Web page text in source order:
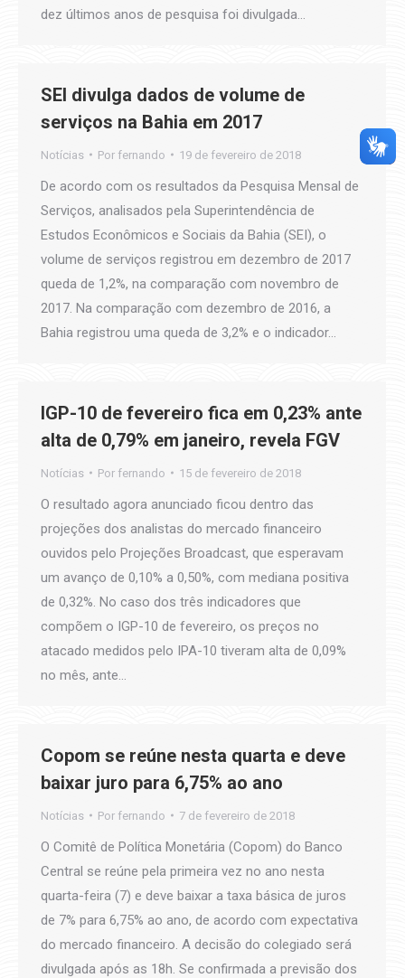
dez últimos anos de pesquisa foi divulgada…
SEI divulga dados de volume de
serviços na Bahia em 2017
Notícias Por fernando 19 de fevereiro de 2018
De acordo com os resultados da Pesquisa Mensal de
Serviços, analisados pela Superintendência de
Estudos Econômicos e Sociais da Bahia (SEI), o
volume de serviços registrou em dezembro de 2017
queda de 1,2%, na comparação com novembro de
2017. Na comparação com dezembro de 2016, a
Bahia registrou uma queda de 3,2% e o indicador…
IGP-10 de fevereiro fica em 0,23% ante
alta de 0,79% em janeiro, revela FGV
Notícias Por fernando 15 de fevereiro de 2018
O resultado agora anunciado ficou dentro das
projeções dos analistas do mercado financeiro
ouvidos pelo Projeções Broadcast, que esperavam
um avanço de 0,10% a 0,50%, com mediana positiva
de 0,32%. No caso dos três indicadores que
compõem o IGP-10 de fevereiro, os preços no
atacado medidos pelo IPA-10 tiveram alta de 0,09%
no mês, ante…
Copom se reúne nesta quarta e deve
baixar juro para 6,75% ao ano
Notícias Por fernando 7 de fevereiro de 2018
O Comitê de Política Monetária (Copom) do Banco
Central se reúne pela primeira vez no ano nesta
quarta-feira (7) e deve baixar a taxa básica de juros
de 7% para 6,75% ao ano, de acordo com expectativa
do mercado financeiro. A decisão do colegiado será
divulgada após as 18h. Se confirmada a previsão dos